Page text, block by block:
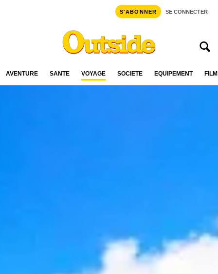
S'ABONNER SE CONNECTER
AVENTURE SANTÉ VOYAGE SOCIÉTÉ ÉQUIPEMENT